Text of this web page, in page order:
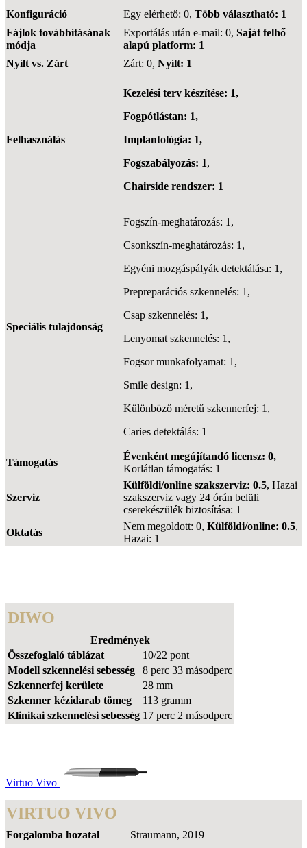
Konfiguráció Egy elérhető: 0, Több választható: 1
Fájlok továbbításának
módja
Exportálás után e-mail: 0, Saját felhő
alapú platform: 1
Nyílt vs. Zárt
Zárt: 0, Nyílt: 1
Felhasználás
Kezelési terv készítése: 1,
Fogpótlástan: 1,
Implantológia: 1,
Fogszabályozás: 1,
Chairside rendszer: 1
Speciális tulajdonság
Fogszín-meghatározás: 1,
Csonkszín-meghatározás: 1,
Egyéni mozgáspályák detektálása: 1,
Prepreparációs szkennelés: 1,
Csap szkennelés: 1,
Lenyomat szkennelés: 1,
Fogsor munkafolyamat: 1,
Smile design: 1,
Különböző méretű szkennerfej: 1,
Caries detektálás: 1
Támogatás
Évenként megújítandó licensz: 0,
Korlátlan támogatás: 1
Szerviz
Külföldi/online szakszerviz: 0.5, Hazai
szakszerviz vagy 24 órán belüli
cserekészülék biztosítása: 1
Oktatás
Nem megoldott: 0, Külföldi/online: 0.5,
Hazai: 1
DIWO
Eredmények
Összefoglaló táblázat
10/22 pont
Modell szkennelési sebesség
8 perc 33 másodperc
Szkennerfej kerülete
28 mm
Szkenner kézidarab tömeg
113 gramm
Klinikai szkennelési sebesség 17 perc 2 másodperc
Virtuo Vivo
VIRTUO VIVO
Forgalomba hozatal Straumann, 2019